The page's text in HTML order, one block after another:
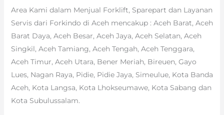
Area Kami dalam Menjual Forklift, Sparepart dan Layanan
Servis dari Forkindo di Aceh mencakup : Aceh Barat, Aceh
Barat Daya, Aceh Besar, Aceh Jaya, Aceh Selatan, Aceh
Singkil, Aceh Tamiang, Aceh Tengah, Aceh Tenggara,
Aceh Timur, Aceh Utara, Bener Meriah, Bireuen, Gayo
Lues, Nagan Raya, Pidie, Pidie Jaya, Simeulue, Kota Banda
Aceh, Kota Langsa, Kota Lhokseumawe, Kota Sabang dan
Kota Subulussalam.